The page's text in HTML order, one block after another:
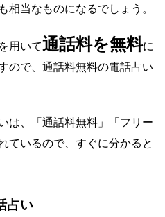
当なものになるでしょう。
用いて通話料を無料に
ので、通話料無料の電話占い
は、「通話料無料」「フリー
ているので、すぐに分かると
占い